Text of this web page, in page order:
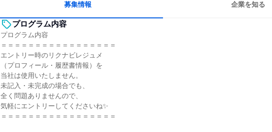
募集情報 企業を知る
プログラム内容
プログラム内容
＝＝＝＝＝＝＝＝＝＝＝＝＝＝＝＝＝
エントリー時のリクナビレジュメ
（プロフィール・履歴書情報）を
当社は使用いたしません。
未記入・未完成の場合でも、
全く問題ありませんので、
気軽にエントリーしてくださいね✨
＝＝＝＝＝＝＝＝＝＝＝＝＝＝＝＝＝